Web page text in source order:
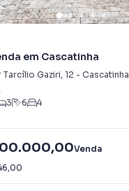
em Cascatinha
Tarcílio Gaziri, 12 - Cascatinha
3 6 4
Venda